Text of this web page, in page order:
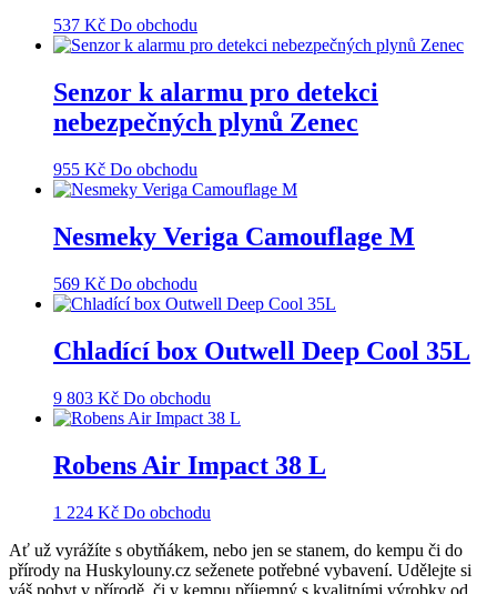
537 Kč Do obchodu
Senzor k alarmu pro detekci
nebezpečných plynů Zenec
955 Kč Do obchodu
Nesmeky Veriga Camouflage M
569 Kč Do obchodu
Chladící box Outwell Deep Cool 35L
9 803 Kč Do obchodu
Robens Air Impact 38 L
1 224 Kč Do obchodu
Ať už vyrážíte s obytňákem, nebo jen se stanem, do kempu či do
přírody na Huskylouny.cz seženete potřebné vybavení. Udělejte si
váš pobyt v přírodě, či v kempu příjemný s kvalitními výrobky od